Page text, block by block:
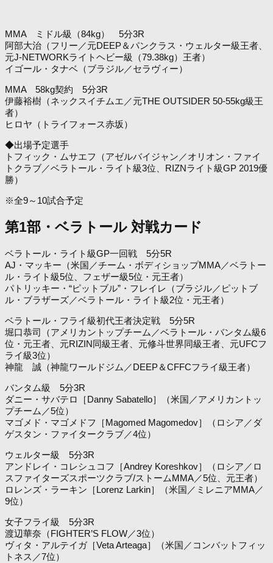
MMA ミドル級（84kg） 5分3R
阿部大治（フリー／元DEEP＆パンクラス・ウェルター級王者、
元J-NETWORKライトヘビー級（79.38kg）王者）
イゴール・タナベ（ブラジル／セラヴィー）
MMA 58kg契約 5分3R
伊藤裕樹（ネックスイチムエ／元THE OUTSIDER 50-55kg級王
者）
ヒロヤ（トライフォース赤坂）
◆出場予定選手
トフィック・ムサエフ（アゼルバイジャン／オリオン・ファイ
トクラブ／ベラトール・ライト級3位、RIZNライト級GP 2019優
勝）
※全9～10試合予定
第1部・ベラトール 対戦カード
ベラトール・ライト級GP一回戦 5分5R
AJ・マッキー（米国／チーム・ボディショップMMA／ベラトー
ル・ライト級5位、フェザー級5位・元王者）
パトリッキー・“ピットブル”・フレイレ（ブラジル／ピットブ
ル・ブラザーズ／ベラトール・ライト級2位・元王者）
ベラトール・フライ級初代王者決定戦 5分5R
堀口恭司（アメリカントップチーム／ベラトール・バンタム級6
位・元王者、元RIZIN同級王者、元修斗世界同級王者、元UFCフ
ライ級3位）
神龍 誠（神龍ワールドジム／DEEP＆CFFCフライ級王者）
バンタム級 5分3R
ダニー・サバテロ［Danny Sabatello］（米国／アメリカントッ
プチーム／5位）
マゴメド・マゴメドフ［Magomed Magomedov］（ロシア／ダ
ゲスタン・ファイタークラブ／4位）
ウェルター級 5分3R
アンドレイ・コレシュコフ［Andrey Koreshkov］（ロシア／ロ
スファイターズスポーツクラブ/ストームMMA／5位、元王者）
ロレンズ・ラーキン［Lorenz Larkin］（米国／ミレニアMMA／
9位）
女子フライ級 5分3R
渡辺華奈（FIGHTER’S FLOW／3位）
ヴィタ・アルテイガ［Veta Arteaga］（米国／コンバットフィッ
トネス／7位）